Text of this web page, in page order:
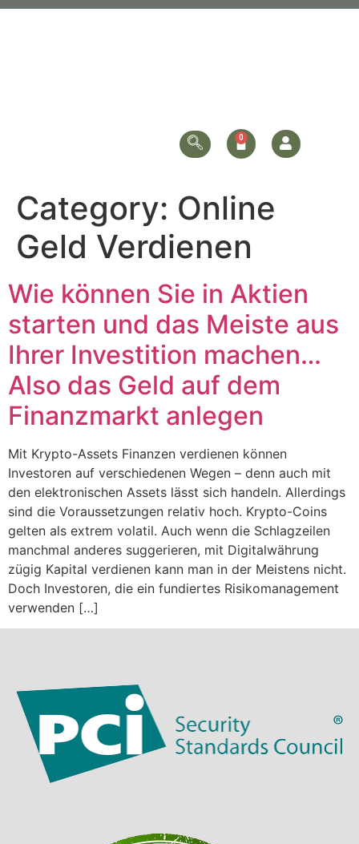
Category: Online
Geld Verdienen
Wie können Sie in Aktien
starten und das Meiste aus
Ihrer Investition machen…
Also das Geld auf dem
Finanzmarkt anlegen
Mit Krypto-Assets Finanzen verdienen können
Investoren auf verschiedenen Wegen – denn auch mit
den elektronischen Assets lässt sich handeln. Allerdings
sind die Voraussetzungen relativ hoch. Krypto-Coins
gelten als extrem volatil. Auch wenn die Schlagzeilen
manchmal anderes suggerieren, mit Digitalwährung
zügig Kapital verdienen kann man in der Meistens nicht.
Doch Investoren, die ein fundiertes Risikomanagement
verwenden […]